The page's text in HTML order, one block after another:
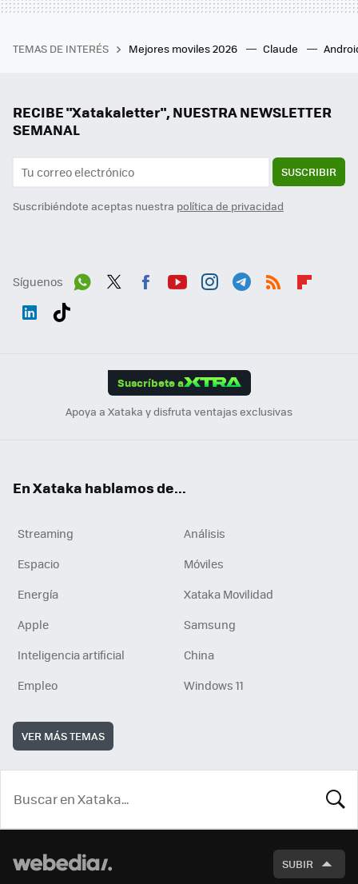
TEMAS DE INTERÉS Mejores moviles 2026 Claude
RECIBE "Xatakaletter", NUESTRA NEWSLETTER
SEMANAL
SUSCRIBIR
Suscribiéndote aceptas nuestra política de privacidad
Síguenos
Suscríbete a
Apoya a Xataka y disfruta ventajas exclusivas
En Xataka hablamos de...
Streaming
Análisis
Espacio
Móviles
Energía
Xataka Movilidad
Apple
Samsung
Inteligencia artificial
China
Empleo
Windows 11
VER MÁS TEMAS
SUBIR